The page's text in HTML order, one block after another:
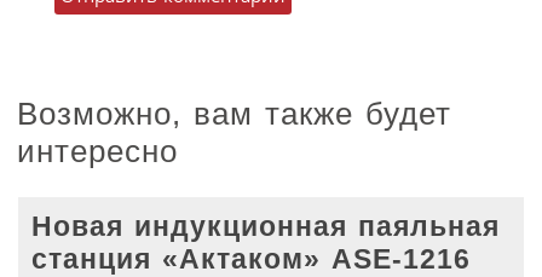
Возможно, вам также будет
интересно
Новая индукционная паяльная
станция «Актаком» ASE-1216